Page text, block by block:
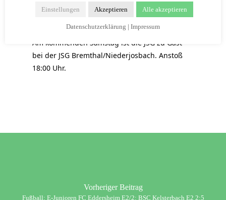
jedoch wieder mal um einiges höher ausfallen
Am kommenden Samstag ist die JSG zu Gast
bei der JSG Bremthal/Niederjosbach. Anstoß
18:00 Uhr.
Vorheriger Beitrag
Fußball: E-Junioren FC Eddersheim E2/2: BSC Kelsterbach E2 2:5
Einstellungen Akzeptieren Alle akzeptieren
Datenschutzerklärung | Impressum